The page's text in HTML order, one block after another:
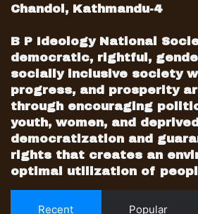
Chandol, Kathmandu-4
B P Ideology National
democratic, rightful,
socially inclusive society
progress, and prosperity
through encouraging
youth, women, and
democratization and
rights that creates an
optimal utilization of
Recent Popular